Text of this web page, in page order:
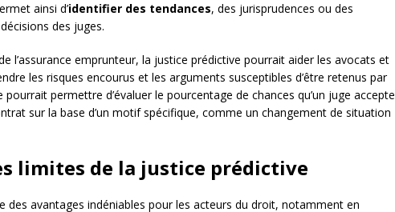
ainsi d’identifier des tendances, des jurisprudences ou des
des juges.
l’assurance emprunteur, la justice prédictive pourrait aider les avocats et
les risques encourus et les arguments susceptibles d’être retenus par
permettre d’évaluer le pourcentage de chances qu’un juge accepte
sur la base d’un motif spécifique, comme un changement de situation
limites de la justice prédictive
des avantages indéniables pour les acteurs du droit, notamment en